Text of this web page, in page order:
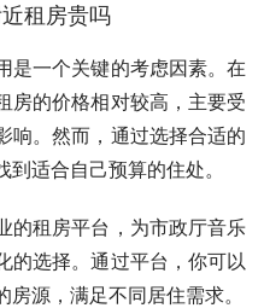
租房贵吗
是一个关键的考虑因素。在
房的价格相对较高，主要受
响。然而，通过选择合适的
适合自己预算的住处。
的租房平台，为市政厅音乐
的选择。通过平台，你可以
源，满足不同居住需求。